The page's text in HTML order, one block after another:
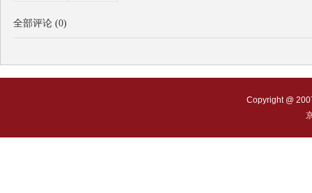
全部评论 (0)
Copyright @